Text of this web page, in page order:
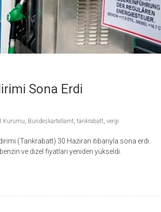
Sona Erdi
Kurumu, Bundeskartellamt, tankrabatt, vergi
(Tankrabatt) 30 Haziran itibarıyla sona erdi.
ve dizel fiyatları yeniden yükseldi.